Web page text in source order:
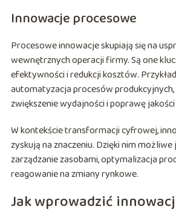
Innowacje procesowe
Procesowe innowacje skupiają się na
wewnętrznych operacji firmy. Są one
efektywności i redukcji kosztów.
automatyzacja procesów
zwiększenie wydajności i poprawę
W kontekście transformacji cyfrowej,
zyskują na znaczeniu. Dzięki nim
zarządzanie zasobami, optymalizacja
reagowanie na zmiany rynkowe.
Jak wprowadzić